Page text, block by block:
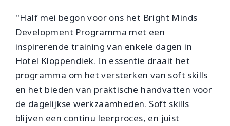
''Half mei begon voor ons het Bright Minds
Development Programma met een
inspirerende training van enkele dagen in
Hotel Kloppendiek. In essentie draait het
programma om het versterken van soft skills
en het bieden van praktische handvatten voor
de dagelijkse werkzaamheden. Soft skills
blijven een continu leerproces, en juist